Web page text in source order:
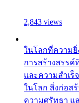
2,843 views
ในโลกที่ความ
การสร้างสรร
และความสำเ
ในโลก สิ่งก่อส
ความศรัทธา แ